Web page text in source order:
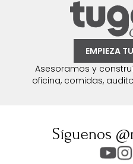
EMPIEZA
Asesoramos y
oficina, comidas,
Síguenos